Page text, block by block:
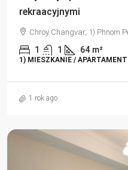
rekraacyjnymi
Chroy Changvar, 1) Phnom
1 1 64 m²
1) MIESZKANIE / APARTAMENT
1 rok ago